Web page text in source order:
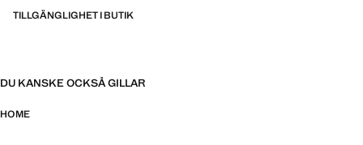
TILLGÄNGLIGHET I BUTIK
DU KANSKE OCKSÅ GILLAR
HOME